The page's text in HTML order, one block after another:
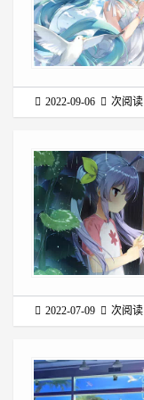
2022-09-06 次阅读
2022-07-09 次阅读